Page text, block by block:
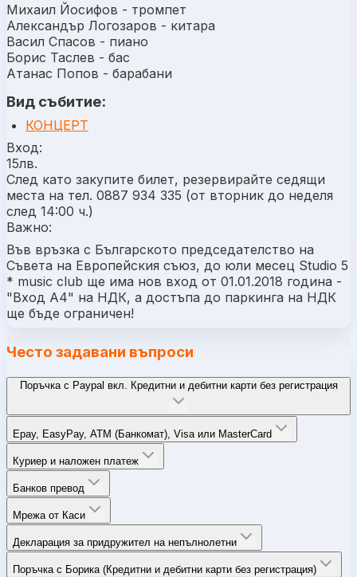
Михаил Йосифов - тромпет
Александър Логозаров - китара
Васил Спасов - пиано
Борис Таслев - бас
Атанас Попов - барабани
Вид събитие:
КОНЦЕРТ
Вход:
15лв.
След като закупите билет, резервирайте седящи
места на тел. 0887 934 335 (от вторник до неделя
след 14:00 ч.)
Важно:
Във връзка с Българското председателство на
Съвета на Европейския съюз, до юли месец Studio 5
* music club ще има нов вход от 01.01.2018 година -
"Вход А4" на НДК, а достъпа до паркинга на НДК
ще бъде ограничен!
Често задавани въпроси
Поръчка с Paypal вкл. Кредитни и дебитни карти без регистрация
Epay, EasyPay, ATM (Банкомат), Visa или MasterCard
Куриер и наложен платеж
Банков превод
Мрежа от Каси
Декларация за придружител на непълнолетни
Поръчка с Борика (Кредитни и дебитни карти без регистрация)